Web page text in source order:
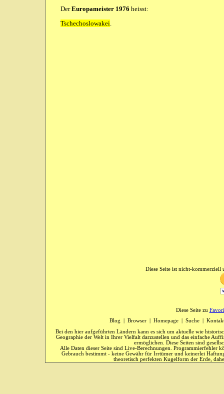
DerEuropameister 1976 heisst:
Tschechoslowakei.
Diese Seite ist nicht-kommerziell
Diese Seite zu
Blog
Browser| Homepage| Suche|
Bei den hier aufgeführten Ländern kann es sich um aktuelle wie
Geographie der Welt in Ihrer Vielfalt darzustellen und das einfache
ermöglichen. Diese Seiten sind
Alle Daten dieser Seite sind Live-Berechnungen. Programmierfehler
Gebrauch bestimmt - keine Gewähr für Irrtümer und keinerlei
theoretisch perfekten Kugelform der Erde,